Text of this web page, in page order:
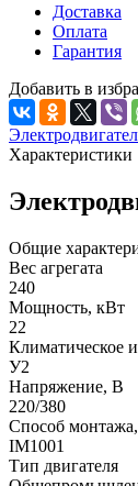
Доставка
Оплата
Гарантия
Добавить в
Характеристики
Общие
Вес агрегата
240
Мощность, кВт
22
Климатическое
У2
Напряжение, В
220/380
Способ
IM1001
Тип двигателя